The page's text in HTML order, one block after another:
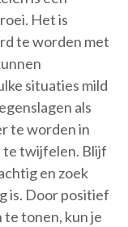
Het is
te worden met
situaties mild
als
te worden in
te twijfelen. Blijf
en zoek
is. Door positief
tonen, kun je